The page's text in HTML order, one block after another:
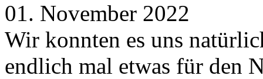
01. November 2022
Wir konnten es uns
endlich mal etwas für den